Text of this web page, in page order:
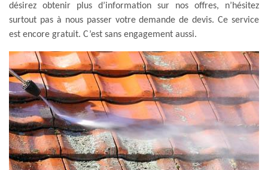
désirez obtenir plus d’information sur nos offres, n’hésitez
surtout pas à nous passer votre demande de devis. Ce service
est encore gratuit. C’est sans engagement aussi.